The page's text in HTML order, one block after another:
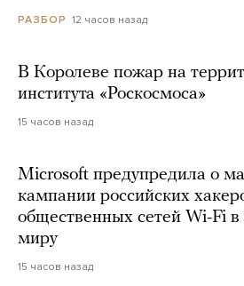
РАЗБОР 12 часов назад
В Королеве пожар на
института «Роскосмоса»
15 часов назад
Microsoft предупредила о
кампании российских
общественных сетей Wi-Fi в
миру
15 часов назад